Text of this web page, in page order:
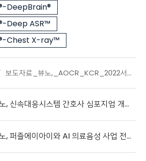
DeepBrain®
Deep ASR™
Chest X-ray™
보도자료_뷰노,_AOCR_KCR_2022서_영상의학_분야_의료AI_솔루션_전시_20220915.pdf
뷰노, 신속대응시스템 간호사 심포지엄 개최
뷰노, 퍼즐에이아이와 AI 의료음성 사업 전략적 제휴 협약 체결